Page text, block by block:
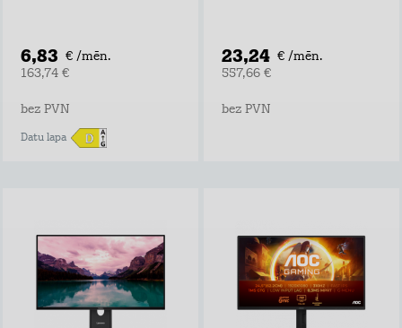
6,83 € /mēn.
163,74 €
bez PVN
Datu lapa
23,24 € /mēn.
557,66 €
bez PVN